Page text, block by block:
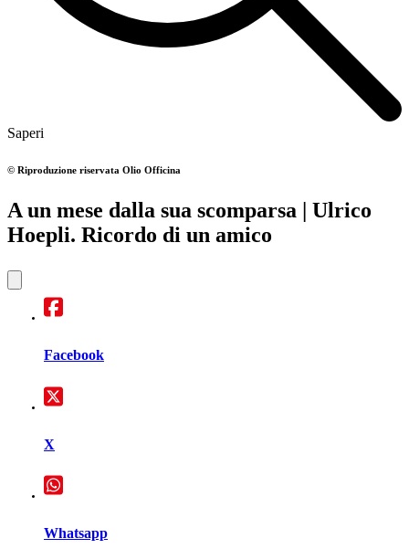
Saperi
© Riproduzione riservata Olio Officina
A un mese dalla sua scomparsa | Ulrico
Hoepli. Ricordo di un amico
Facebook
X
Whatsapp